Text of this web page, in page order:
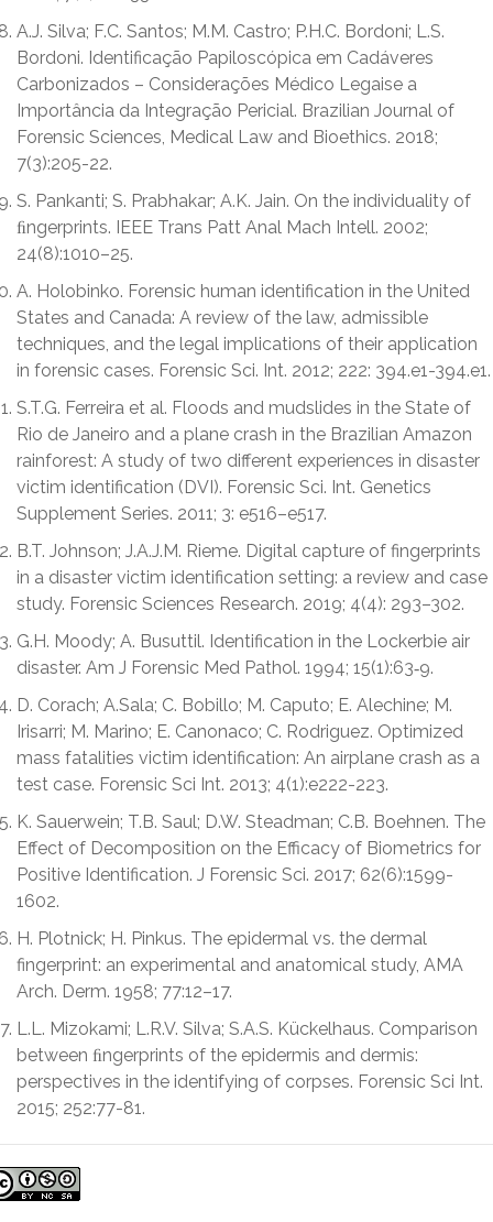
A.J. Silva; F.C. Santos; M.M. Castro; P.H.C. Bordoni; L.S.
Bordoni. Identificação Papiloscópica em Cadáveres
Carbonizados – Considerações Médico Legaise a
Importância da Integração Pericial. Brazilian Journal of
Forensic Sciences, Medical Law and Bioethics. 2018;
7(3):205-22.
S. Pankanti; S. Prabhakar; A.K. Jain. On the individuality of
ﬁngerprints. IEEE Trans Patt Anal Mach Intell. 2002;
24(8):1010–25.
A. Holobinko. Forensic human identification in the United
States and Canada: A review of the law, admissible
techniques, and the legal implications of their application
in forensic cases. Forensic Sci. Int. 2012; 222: 394.e1-394.e1.
S.T.G. Ferreira et al. Floods and mudslides in the State of
Rio de Janeiro and a plane crash in the Brazilian Amazon
rainforest: A study of two different experiences in disaster
victim identification (DVI). Forensic Sci. Int. Genetics
Supplement Series. 2011; 3: e516–e517.
B.T. Johnson; J.A.J.M. Rieme. Digital capture of fingerprints
in a disaster victim identification setting: a review and case
study. Forensic Sciences Research. 2019; 4(4): 293–302.
G.H. Moody; A. Busuttil. Identification in the Lockerbie air
disaster. Am J Forensic Med Pathol. 1994; 15(1):63‐9.
D. Corach; A.Sala; C. Bobillo; M. Caputo; E. Alechine; M.
Irisarri; M. Marino; E. Canonaco; C. Rodriguez. Optimized
mass fatalities victim identification: An airplane crash as a
test case. Forensic Sci Int. 2013; 4(1):e222-223.
K. Sauerwein; T.B. Saul; D.W. Steadman; C.B. Boehnen. The
Effect of Decomposition on the Efficacy of Biometrics for
Positive Identification. J Forensic Sci. 2017; 62(6):1599-
1602.
H. Plotnick; H. Pinkus. The epidermal vs. the dermal
fingerprint: an experimental and anatomical study, AMA
Arch. Derm. 1958; 77:12–17.
L.L. Mizokami; L.R.V. Silva; S.A.S. Kückelhaus. Comparison
between ﬁngerprints of the epidermis and dermis:
perspectives in the identifying of corpses. Forensic Sci Int.
2015; 252:77-81.